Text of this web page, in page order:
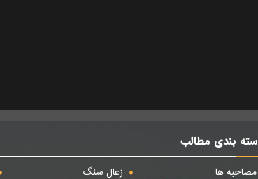
بندی مطالب
مصاحبه ها
زغال سنگ